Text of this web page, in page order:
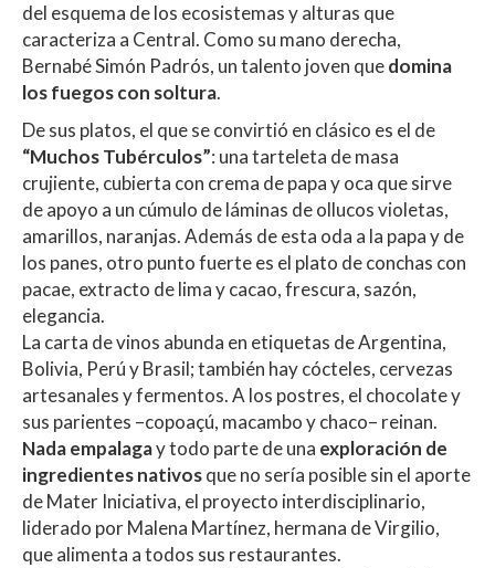
del esquema de los ecosistemas y alturas que
caracteriza a Central. Como su mano derecha,
Bernabé Simón Padrós, un talento joven quedomina
los fuegos con soltura.
De sus platos, el que se convirtió en clásico es el de
“Muchos Tubérculos”: una tarteleta de masa
crujiente, cubierta con crema de papa y oca que sirve
de apoyo a un cúmulo de láminas de ollucos violetas,
amarillos, naranjas. Además de esta oda a la papa y de
los panes, otro punto fuerte es el plato de conchas con
pacae, extracto de lima y cacao, frescura, sazón,
elegancia.
La carta de vinos abunda en etiquetas de Argentina,
Bolivia, Perú y Brasil; también hay cócteles, cervezas
artesanales y fermentos. A los postres, el chocolate y
sus parientes –copoaçú, macambo y chaco– reinan.
Nada empalagay todo parte de una exploración de
ingredientes nativosque no sería posible sin el aporte
de Mater Iniciativa, el proyecto interdisciplinario,
liderado por Malena Martínez, hermana de Virgilio,
que alimenta a todos sus restaurantes.